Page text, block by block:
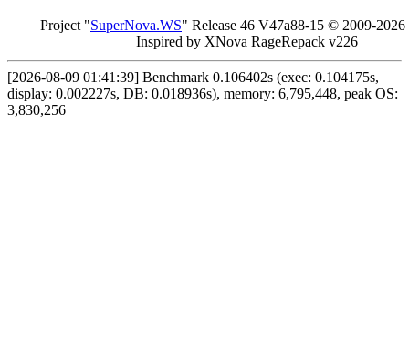
Project "SuperNova.WS" Release 46 V47a88-15 © 2009-2026
Inspired by XNova RageRepack v226
[2026-08-09 01:41:39] Benchmark 0.106402s (exec: 0.104175s,
display: 0.002227s, DB: 0.018936s), memory: 6,795,448, peak OS:
3,830,256